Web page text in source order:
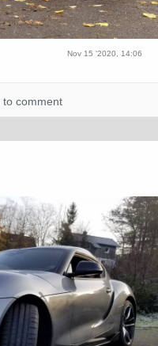
Nov 15 '2020, 14:06
to comment